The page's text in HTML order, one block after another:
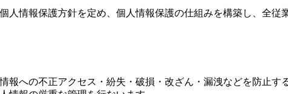
人情報保護方針を定め、個人情報保護の仕組みを構築し、全
報への不正アクセス・紛失・破損・改ざん・漏洩などを防止